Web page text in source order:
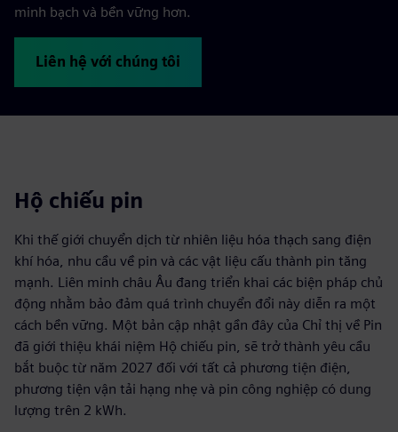
minh bạch và bền vững hơn.
Liên hệ với chúng tôi
Hộ chiếu pin
Khi thế giới chuyển dịch từ nhiên liệu hóa thạch sang điện
khí hóa, nhu cầu về pin và các vật liệu cấu thành pin tăng
mạnh. Liên minh châu Âu đang triển khai các biện pháp chủ
động nhằm bảo đảm quá trình chuyển đổi này diễn ra một
cách bền vững. Một bản cập nhật gần đây của Chỉ thị về Pin
đã giới thiệu khái niệm Hộ chiếu pin, sẽ trở thành yêu cầu
bắt buộc từ năm 2027 đối với tất cả phương tiện điện,
phương tiện vận tải hạng nhẹ và pin công nghiệp có dung
lượng trên 2 kWh.